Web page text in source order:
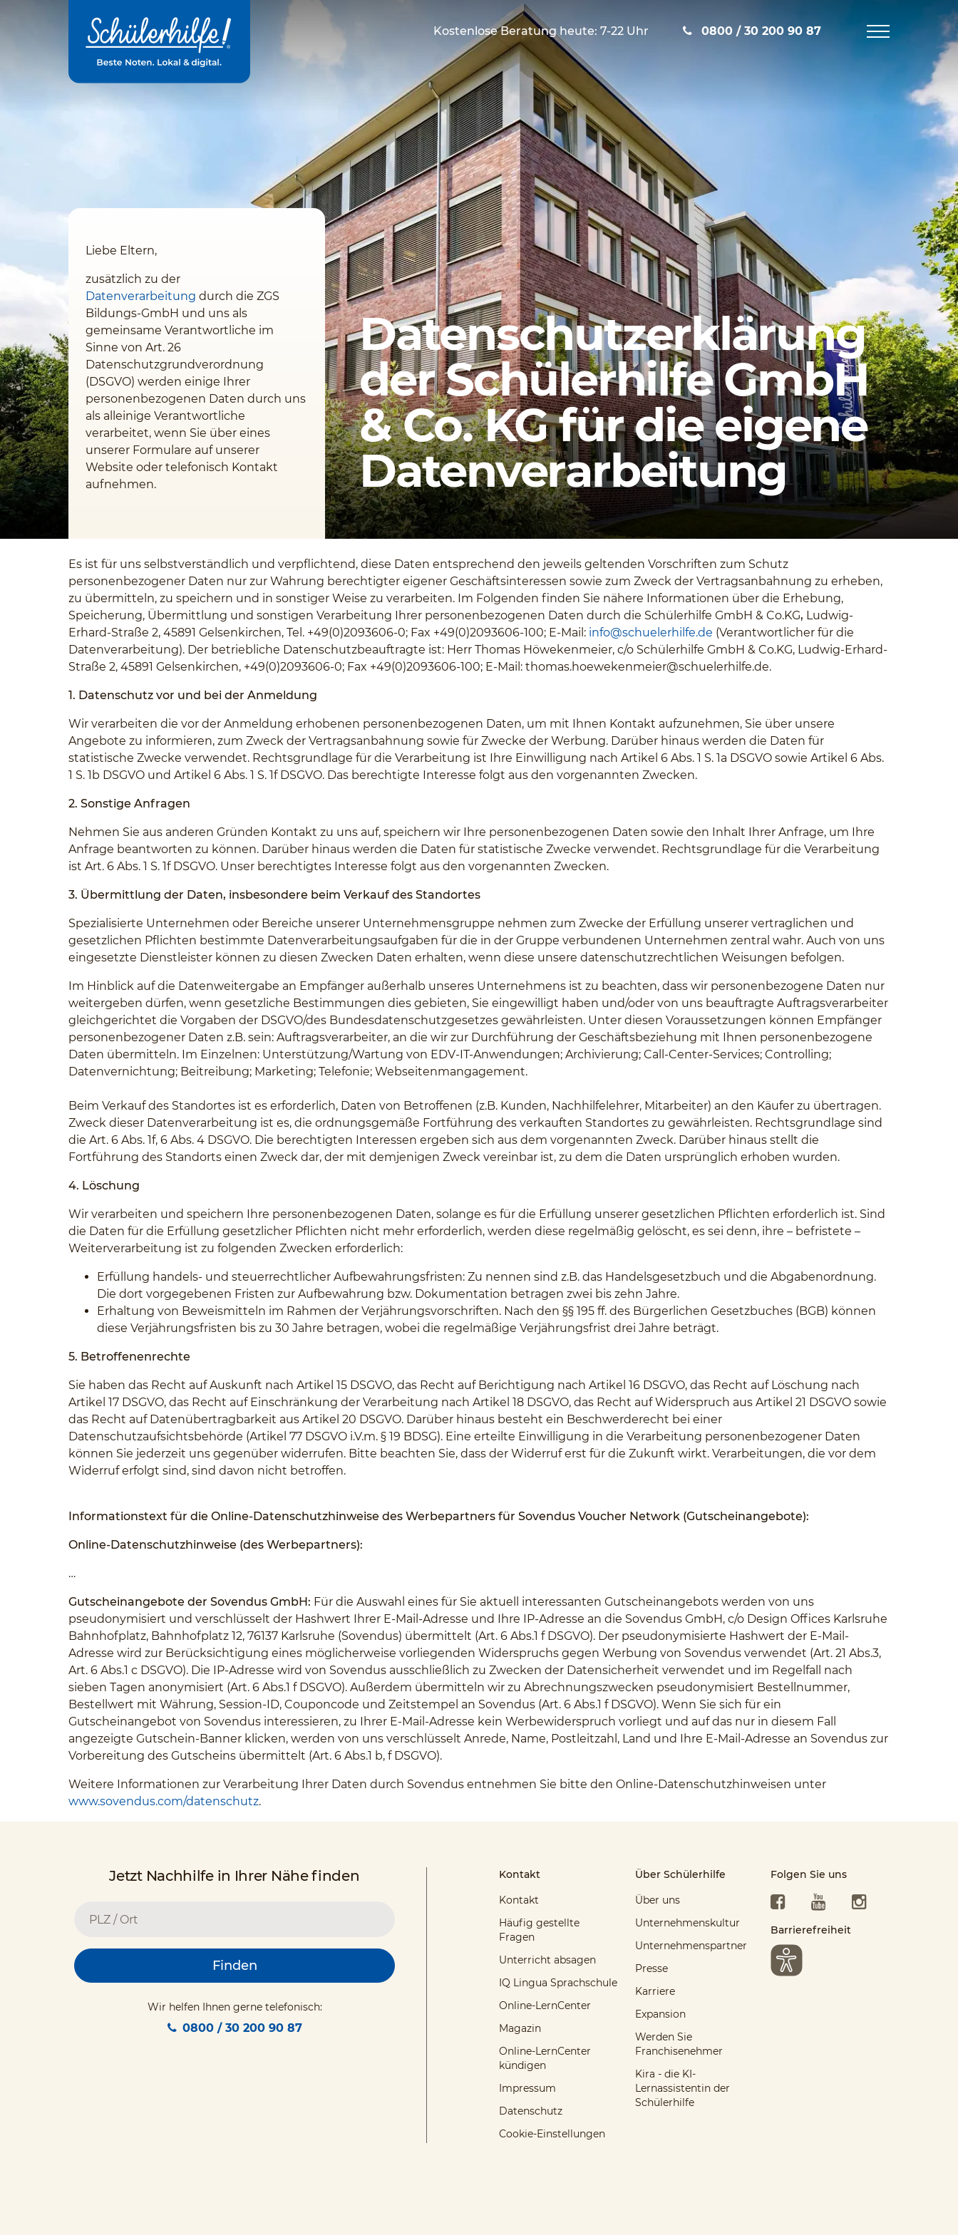
Kostenlose Beratung heute: 7-22 Uhr 0800 / 30 200 90 87
Navigation
Datenschutzerklärung
der Schülerhilfe GmbH
& Co. KG für die eigene
Datenverarbeitung
Liebe Eltern,
zusätzlich zu der
Datenverarbeitung durch die ZGS
Bildungs-GmbH und uns als
gemeinsame Verantwortliche im
Sinne von Art. 26
Datenschutzgrundverordnung
(DSGVO) werden einige Ihrer
personenbezogenen Daten durch uns
als alleinige Verantwortliche
verarbeitet, wenn Sie über eines
unserer Formulare auf unserer
Website oder telefonisch Kontakt
aufnehmen.
Es ist für uns selbstverständlich und verpflichtend, diese Daten entsprechend den jeweils geltenden Vorschriften zum Schutz
personenbezogener Daten nur zur Wahrung berechtigter eigener Geschäftsinteressen sowie zum Zweck der Vertragsanbahnung zu erheben,
zu übermitteln, zu speichern und in sonstiger Weise zu verarbeiten. Im Folgenden finden Sie nähere Informationen über die Erhebung,
Speicherung, Übermittlung und sonstigen Verarbeitung Ihrer personenbezogenen Daten durch die Schülerhilfe GmbH & Co.KG, Ludwig-
Erhard-Straße 2, 45891 Gelsenkirchen, Tel. +49(0)2093606-0; Fax +49(0)2093606-100; E-Mail: info@schuelerhilfe.de (Verantwortlicher für die
Datenverarbeitung). Der betriebliche Datenschutzbeauftragte ist: Herr Thomas Höwekenmeier, c/o Schülerhilfe GmbH & Co.KG, Ludwig-Erhard-
Straße 2, 45891 Gelsenkirchen, +49(0)2093606-0; Fax +49(0)2093606-100; E-Mail: thomas.hoewekenmeier@schuelerhilfe.de.
1. Datenschutz vor und bei der Anmeldung
Wir verarbeiten die vor der Anmeldung erhobenen personenbezogenen Daten, um mit Ihnen Kontakt aufzunehmen, Sie über unsere
Angebote zu informieren, zum Zweck der Vertragsanbahnung sowie für Zwecke der Werbung. Darüber hinaus werden die Daten für
statistische Zwecke verwendet. Rechtsgrundlage für die Verarbeitung ist Ihre Einwilligung nach Artikel 6 Abs. 1 S. 1a DSGVO sowie Artikel 6 Abs.
1 S. 1b DSGVO und Artikel 6 Abs. 1 S. 1f DSGVO. Das berechtigte Interesse folgt aus den vorgenannten Zwecken.
2. Sonstige Anfragen
Nehmen Sie aus anderen Gründen Kontakt zu uns auf, speichern wir Ihre personenbezogenen Daten sowie den Inhalt Ihrer Anfrage, um Ihre
Anfrage beantworten zu können. Darüber hinaus werden die Daten für statistische Zwecke verwendet. Rechtsgrundlage für die Verarbeitung
ist Art. 6 Abs. 1 S. 1f DSGVO. Unser berechtigtes Interesse folgt aus den vorgenannten Zwecken.
3. Übermittlung der Daten, insbesondere beim Verkauf des Standortes
Spezialisierte Unternehmen oder Bereiche unserer Unternehmensgruppe nehmen zum Zwecke der Erfüllung unserer vertraglichen und
gesetzlichen Pflichten bestimmte Datenverarbeitungsaufgaben für die in der Gruppe verbundenen Unternehmen zentral wahr. Auch von uns
eingesetzte Dienstleister können zu diesen Zwecken Daten erhalten, wenn diese unsere datenschutzrechtlichen Weisungen befolgen.
Im Hinblick auf die Datenweitergabe an Empfänger außerhalb unseres Unternehmens ist zu beachten, dass wir personenbezogene Daten nur
weitergeben dürfen, wenn gesetzliche Bestimmungen dies gebieten, Sie eingewilligt haben und/oder von uns beauftragte Auftragsverarbeiter
gleichgerichtet die Vorgaben der DSGVO/des Bundesdatenschutzgesetzes gewährleisten. Unter diesen Voraussetzungen können Empfänger
personenbezogener Daten z.B. sein: Auftragsverarbeiter, an die wir zur Durchführung der Geschäftsbeziehung mit Ihnen personenbezogene
Daten übermitteln. Im Einzelnen: Unterstützung/Wartung von EDV-IT-Anwendungen; Archivierung; Call-Center-Services; Controlling;
Datenvernichtung; Beitreibung; Marketing; Telefonie; Webseitenmangagement.
Beim Verkauf des Standortes ist es erforderlich, Daten von Betroffenen (z.B. Kunden, Nachhilfelehrer, Mitarbeiter) an den Käufer zu übertragen.
Zweck dieser Datenverarbeitung ist es, die ordnungsgemäße Fortführung des verkauften Standortes zu gewährleisten. Rechtsgrundlage sind
die Art. 6 Abs. 1f, 6 Abs. 4 DSGVO. Die berechtigten Interessen ergeben sich aus dem vorgenannten Zweck. Darüber hinaus stellt die
Fortführung des Standorts einen Zweck dar, der mit demjenigen Zweck vereinbar ist, zu dem die Daten ursprünglich erhoben wurden.
4. Löschung
Wir verarbeiten und speichern Ihre personenbezogenen Daten, solange es für die Erfüllung unserer gesetzlichen Pflichten erforderlich ist. Sind
die Daten für die Erfüllung gesetzlicher Pflichten nicht mehr erforderlich, werden diese regelmäßig gelöscht, es sei denn, ihre – befristete –
Weiterverarbeitung ist zu folgenden Zwecken erforderlich:
Erfüllung handels- und steuerrechtlicher Aufbewahrungsfristen: Zu nennen sind z.B. das Handelsgesetzbuch und die Abgabenordnung.
Die dort vorgegebenen Fristen zur Aufbewahrung bzw. Dokumentation betragen zwei bis zehn Jahre.
Erhaltung von Beweismitteln im Rahmen der Verjährungsvorschriften. Nach den §§ 195 ff. des Bürgerlichen Gesetzbuches (BGB) können
diese Verjährungsfristen bis zu 30 Jahre betragen, wobei die regelmäßige Verjährungsfrist drei Jahre beträgt.
5. Betroffenenrechte
Sie haben das Recht auf Auskunft nach Artikel 15 DSGVO, das Recht auf Berichtigung nach Artikel 16 DSGVO, das Recht auf Löschung nach
Artikel 17 DSGVO, das Recht auf Einschränkung der Verarbeitung nach Artikel 18 DSGVO, das Recht auf Widerspruch aus Artikel 21 DSGVO sowie
das Recht auf Datenübertragbarkeit aus Artikel 20 DSGVO. Darüber hinaus besteht ein Beschwerderecht bei einer
Datenschutzaufsichtsbehörde (Artikel 77 DSGVO i.V.m. § 19 BDSG). Eine erteilte Einwilligung in die Verarbeitung personenbezogener Daten
können Sie jederzeit uns gegenüber widerrufen. Bitte beachten Sie, dass der Widerruf erst für die Zukunft wirkt. Verarbeitungen, die vor dem
Widerruf erfolgt sind, sind davon nicht betroffen.
Informationstext für die Online-Datenschutzhinweise des Werbepartners für Sovendus Voucher Network (Gutscheinangebote):
Online-Datenschutzhinweise (des Werbepartners):
…
Gutscheinangebote der Sovendus GmbH: Für die Auswahl eines für Sie aktuell interessanten Gutscheinangebots werden von uns
pseudonymisiert und verschlüsselt der Hashwert Ihrer E-Mail-Adresse und Ihre IP-Adresse an die Sovendus GmbH, c/o Design Offices Karlsruhe
Bahnhofplatz, Bahnhofplatz 12, 76137 Karlsruhe (Sovendus) übermittelt (Art. 6 Abs.1 f DSGVO). Der pseudonymisierte Hashwert der E-Mail-
Adresse wird zur Berücksichtigung eines möglicherweise vorliegenden Widerspruchs gegen Werbung von Sovendus verwendet (Art. 21 Abs.3,
Art. 6 Abs.1 c DSGVO). Die IP-Adresse wird von Sovendus ausschließlich zu Zwecken der Datensicherheit verwendet und im Regelfall nach
sieben Tagen anonymisiert (Art. 6 Abs.1 f DSGVO). Außerdem übermitteln wir zu Abrechnungszwecken pseudonymisiert Bestellnummer,
Bestellwert mit Währung, Session-ID, Couponcode und Zeitstempel an Sovendus (Art. 6 Abs.1 f DSGVO). Wenn Sie sich für ein
Gutscheinangebot von Sovendus interessieren, zu Ihrer E-Mail-Adresse kein Werbewiderspruch vorliegt und auf das nur in diesem Fall
angezeigte Gutschein-Banner klicken, werden von uns verschlüsselt Anrede, Name, Postleitzahl, Land und Ihre E-Mail-Adresse an Sovendus zur
Vorbereitung des Gutscheins übermittelt (Art. 6 Abs.1 b, f DSGVO).
Weitere Informationen zur Verarbeitung Ihrer Daten durch Sovendus entnehmen Sie bitte den Online-Datenschutzhinweisen unter
www.sovendus.com/datenschutz.
Jetzt Nachhilfe in Ihrer Nähe finden
Finden
Wir helfen Ihnen gerne telefonisch:
0800 / 30 200 90 87
Kontakt
Kontakt
Häufig gestellte
Fragen
Unterricht absagen
IQ Lingua Sprachschule
Online-LernCenter
Magazin
Online-LernCenter
kündigen
Impressum
Datenschutz
Cookie-Einstellungen
Über Schülerhilfe
Über uns
Unternehmenskultur
Unternehmenspartner
Presse
Karriere
Expansion
Werden Sie
Franchisenehmer
Kira - die KI-
Lernassistentin der
Schülerhilfe
Folgen Sie uns
Facebook YouTubeInstagram
Barrierefreiheit